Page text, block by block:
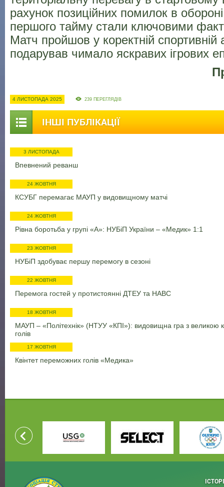
рахунок позиційних помилок в обороні
першого тайму стали ключовими
Матч пройшов у коректній спортивній
подарував чимало яскравих ігрових
4 ЛИСТОПАДА 2025 239 ПЕРЕГЛЯДІВ
ІНШІ ПУБЛІКАЦІЇ
3 ЛИСТОПАДА
Впевнений реванш
24 ЖОВТНЯ
КСУБГ перемагає МАУП у видовищному матчі
24 ЖОВТНЯ
Рівна боротьба у групі «А»: НУБіП України – «Медик» 1:1
23 ЖОВТНЯ
НУБіП здобуває першу перемогу в сезоні
22 ЖОВТНЯ
Перемога гостей у протистоянні ДТЕУ та НАВС
18 ЖОВТНЯ
МАУП – «Політехнік» (НТУУ «КПІ»): видовищна гра з великою
голів
17 ЖОВТНЯ
Квінтет переможних голів «Медика»